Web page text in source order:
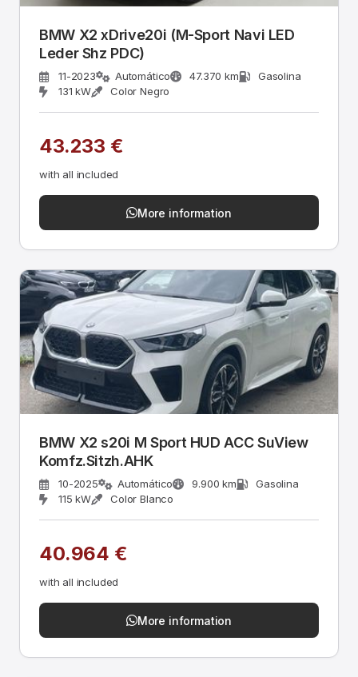
BMW X2 xDrive20i (M-Sport Navi LED
Leder Shz PDC)
11-2023 Automático 47.370 km
Gasolina
131 kW
Color Negro
43.233 €
with all included
More information
BMW X2 s20i M Sport HUD ACC SuView
Komfz.Sitzh.AHK
10-2025 Automático 9.900 km
Gasolina
115 kW
Color Blanco
40.964 €
with all included
More information